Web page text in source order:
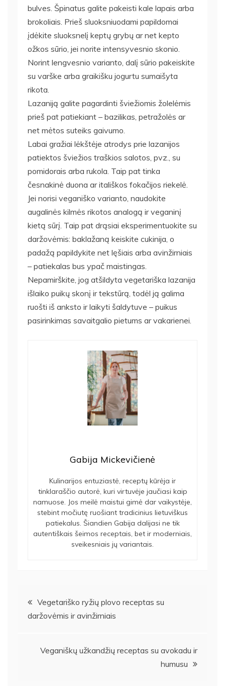
bulves. Špinatus galite pakeisti kale lapais arba
brokoliais. Prieš sluoksniuodami papildomai
įdėkite sluoksnelį keptų grybų ar net kepto
ožkos sūrio, jei norite intensyvesnio skonio.
Norint lengvesnio varianto, dalį sūrio pakeiskite
su varške arba graikišku jogurtu sumaišyta
rikota.
Lazaniją galite pagardinti šviežiomis žolelėmis
prieš pat patiekiant – bazilikas, petražolės ar
net mėtos suteiks gaivumo.
Labai gražiai lėkštėje atrodys prie lazanijos
patiektos šviežios traškios salotos, pvz., su
pomidorais arba rukola. Taip pat tinka
česnakinė duona ar itališkos fokačijos riekelė.
Jei norisi veganiško varianto, naudokite
augalinės kilmės rikotos analogą ir veganinį
kietą sūrį. Taip pat drąsiai eksperimentuokite su
daržovėmis: baklažaną keiskite cukinija, o
padažą papildykite net lęšiais arba avinžirniais
– patiekalas bus ypač maistingas.
Nepamirškite, jog atšildyta vegetariška lazanija
išlaiko puikų skonį ir tekstūrą, todėl ją galima
ruošti iš anksto ir laikyti šaldytuve – puikus
pasirinkimas savaitgalio pietums ar vakarienei.
Gabija Mickevičienė
Kulinarijos entuziastė, receptų kūrėja ir
tinklaraščio autorė, kuri virtuvėje jaučiasi kaip
namuose. Jos meilė maistui gimė dar vaikystėje,
stebint močiutę ruošiant tradicinius lietuviškus
patiekalus. Šiandien Gabija dalijasi ne tik
autentiškais šeimos receptais, bet ir moderniais,
sveikesniais jų variantais.
Navigacija
tarp
įrašų
Vegetariško ryžių plovo receptas su
daržovėmis ir avinžirniais
Veganiškų užkandžių receptas su avokadu ir
humusu